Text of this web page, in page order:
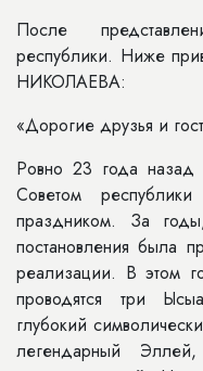
После
республики. Ниже
НИКОЛАЕВА:
«Дорогие друзья и
Ровно 23 года
Советом
праздником. За
постановления была
реализации. В этом
проводятся три
глубокий
легендарный Эллей,